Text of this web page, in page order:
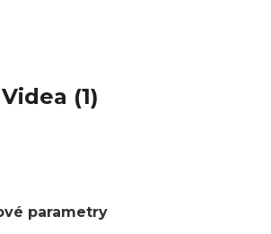
Videa (1)
parametry